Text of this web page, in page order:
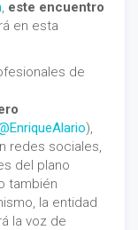
, este encuentro
en esta
de
),
redes sociales,
del plano
también
la entidad
la voz de